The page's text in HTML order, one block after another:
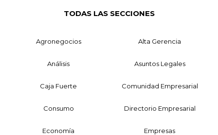
TODAS LAS SECCIONES
Agronegocios Alta Gerencia
Análisis Asuntos Legales
Caja Fuerte Comunidad Empresarial
Consumo Directorio Empresarial
Economía Empresas